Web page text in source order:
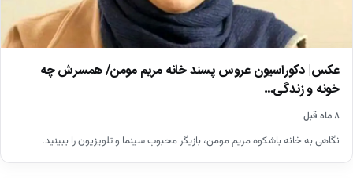
عکس| دکوراسیون عروس پسند خانه مریم مومن/ همسرش چه
خونه و زندگی…
۸ ماه قبل
نگاهی به خانه باشکوه مریم مومن، بازیگر محبوب سینما و تلویزیون را ببینید.